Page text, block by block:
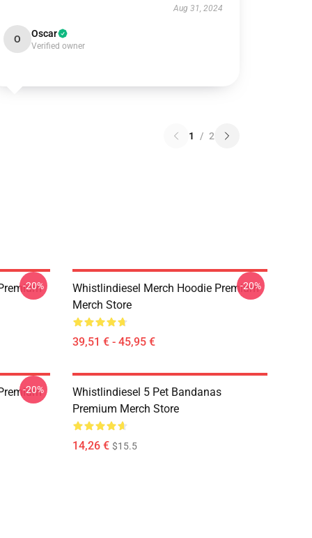
Aug 31, 2024
O Oscar
Verified owner
1 / 2
-20%
Whistlindiesel Merch Hoodie Premium
Merch Store
39,51 € - 45,95 €
-20%
-20%
Whistlindiesel 5 Pet Bandanas
Premium Merch Store
14,26 € $15.5